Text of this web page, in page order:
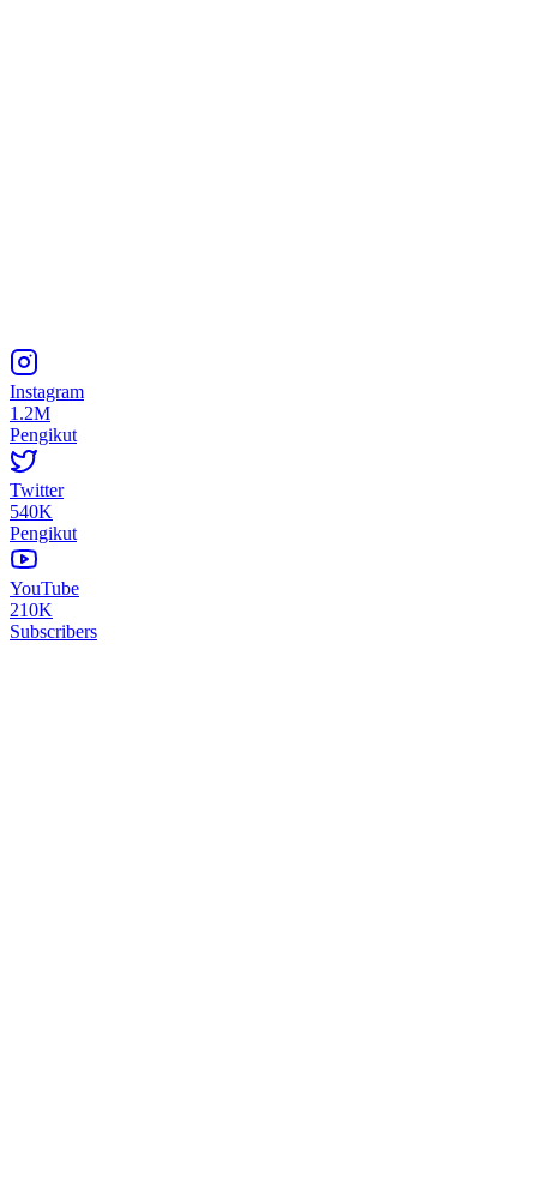
Instagram
1.2M
Pengikut
Twitter
540K
Pengikut
YouTube
210K
Subscribers